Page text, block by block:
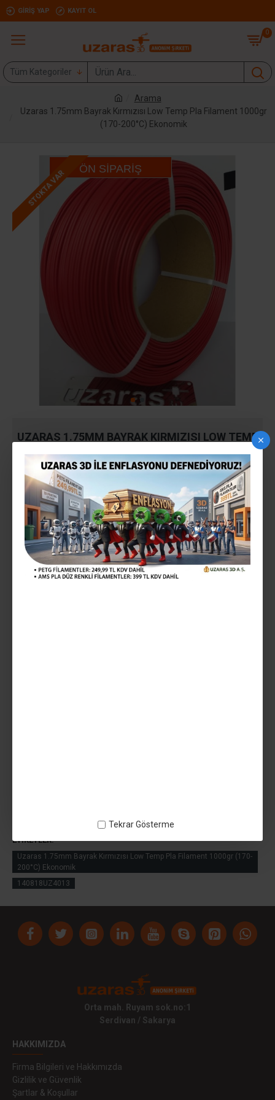
Tekrar Gösterme
GIRIŞ YAP KAYIT OL
0
Tüm Kategoriler
Arama
Uzaras 1.75mm Bayrak Kırmızısı Low Temp Pla Filament 1000gr
(170-200°C) Ekonomik
ÖN SIPARIŞ
STOKTA VAR
UZARAS 1.75MM BAYRAK KIRMIZISI LOW TEMP
PLA FILAMENT 1000GR (170-200°C) EKONOMIK
STOK: Stokta var
MODEL: 140818UZ4013
449,99TL
Vergiler Hariç: 374,99TL
ETIKETLER:
Uzaras 1.75mm Bayrak Kırmızısı Low Temp Pla Filament 1000gr (170-
200°C) Ekonomik
140818UZ4013
Orta mah. Ruyam sok.no:1
Serdivan / Sakarya
HAKKIMIZDA
Firma Bilgileri ve Hakkımızda
Gizlilik ve Güvenlik
Şartlar & Koşullar